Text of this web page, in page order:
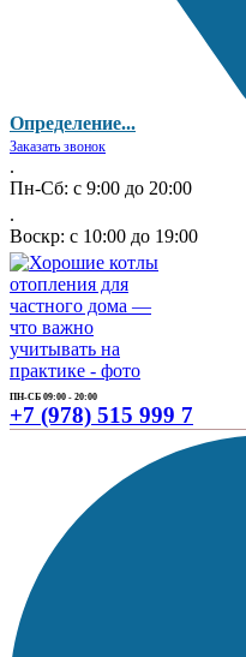
Определение...
Заказать звонок
.
Пн-Сб: с 9:00 до 20:00
.
Воскр: с 10:00 до 19:00
ПН-СБ 09:00 - 20:00
+7 (978) 515 999 7